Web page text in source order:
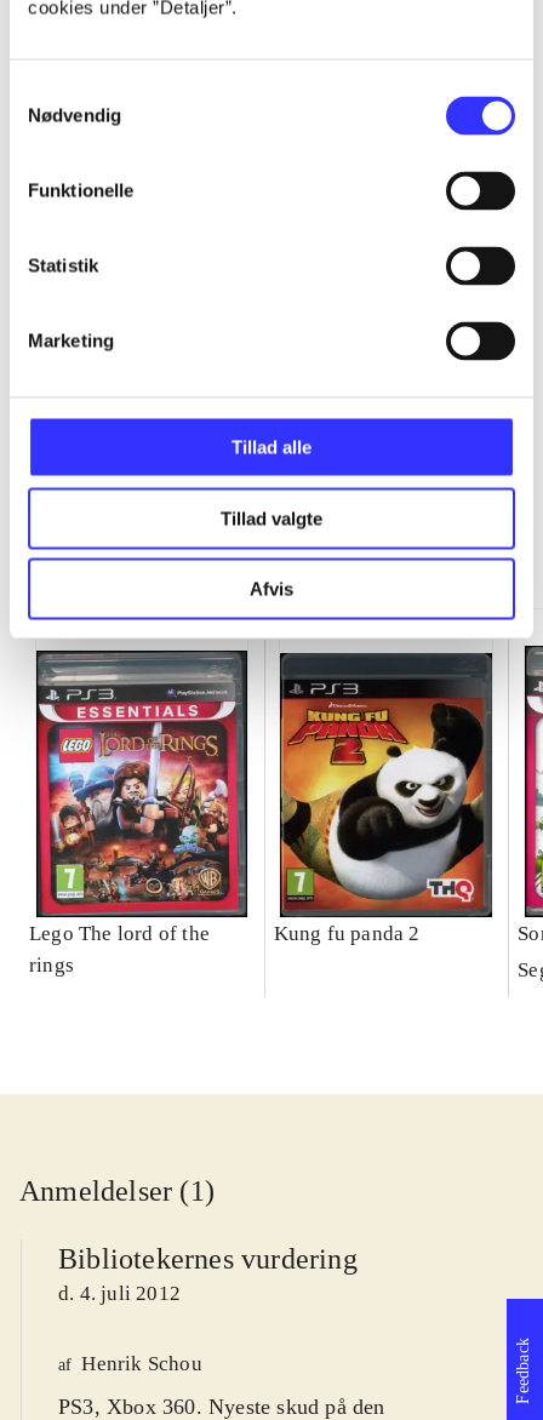
cookies under ”Detaljer”.
Nødvendig
Funktionelle
Statistik
Marketing
Tillad alle
Tillad valgte
Afvis
Minder om
Lego The lord of the
rings
Kung fu panda 2
Anmeldelser (1)
Bibliotekernes vurdering
d. 4. juli 2012
af Henrik Schou
PS3, Xbox 360. Nyeste skud på den
Feedback